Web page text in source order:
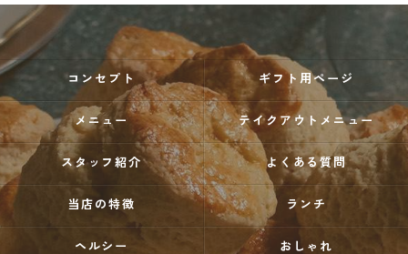
コンセプト ギフト用ページ
メニュー テイクアウトメニュー
スタッフ紹介 よくある質問
当店の特徴 ランチ
ヘルシー おしゃれ